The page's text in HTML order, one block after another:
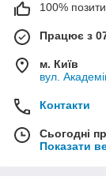
100%
Працює з
м. Київ
вул.
Контакти
Сьогодні
Показати